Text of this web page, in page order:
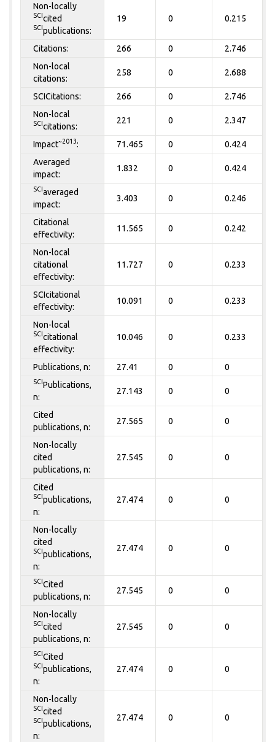
Non-locally
SCI cited
SCI publications:
19 0 0.215
Citations: 266 0 2.746
Non-local
citations:
258 0 2.688
SCICitations: 266 0 2.746
Non-local
SCI citations:
221 0 2.347
Impact~2013: 71.465 0 0.424
Averaged
impact:
1.832 0 0.424
SCI averaged
impact:
3.403 0 0.246
Citational
effectivity:
11.565 0 0.242
Non-local
citational
effectivity:
11.727 0 0.233
SCIcitational
effectivity:
10.091 0 0.233
Non-local
SCI citational
effectivity:
10.046 0 0.233
Publications, n: 27.41 0 0
SCI Publications,
n:
27.143 0 0
Cited
publications, n:
27.565 0 0
Non-locally
cited
publications, n:
27.545 0 0
Cited
SCI publications,
n:
27.474 0 0
Non-locally
cited
SCI publications,
n:
27.474 0 0
SCI Cited
publications, n:
27.545 0 0
Non-locally
SCI cited
publications, n:
27.545 0 0
SCI Cited
SCI publications,
n:
27.474 0 0
Non-locally
SCI cited
SCI publications,
n:
27.474 0 0